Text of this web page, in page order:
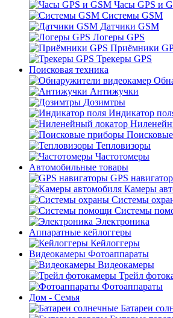
Часы GPS и
Системы GSM
Датчики GSM
Логеры GPS
Приёмники
Трекеры GPS
Поисковая техника
Антижучки
Дозимтры
Индикатор
Тепловизоры
Частотомеры
Автомобильные товары
GPS
Камеры
Системы
Системы
Электроника
Аппаратные кейлоггеры
Кейлоггеры
Видеокамеры Фотоаппараты
Видеокамеры
Трейл
Фотоаппараты
Дом - Семья
Батареи